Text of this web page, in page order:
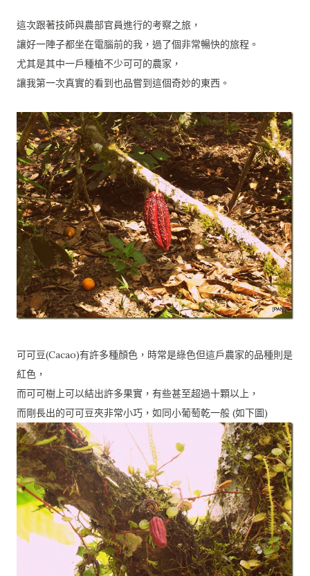
這次跟著技師與農部官員進行的考察之旅，
讓好一陣子都坐在電腦前的我，過了個非常暢快的旅程。
尤其是其中一戶種植不少可可的農家，
讓我第一次真實的看到也品嘗到這個奇妙的東西。
可可豆(Cacao)有許多種顏色，時常是綠色但這戶農家的品種則是
紅色，
而可可樹上可以結出許多果實，有些甚至超過十顆以上，
而剛長出的可可豆夾非常小巧，如同小葡萄乾一般 (如下圖)